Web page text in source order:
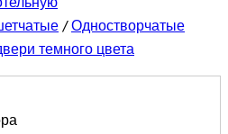
/Одностворчатые
темного цвета